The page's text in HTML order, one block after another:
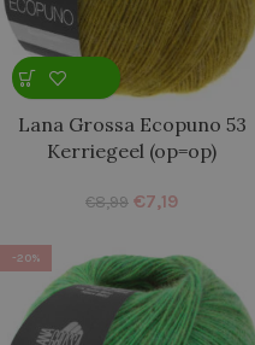
Lana Grossa Ecopuno 53
Kerriegeel (op=op)
€8,99 €7,19
-20%